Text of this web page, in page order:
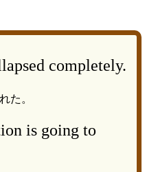
completely.
た。
is going to